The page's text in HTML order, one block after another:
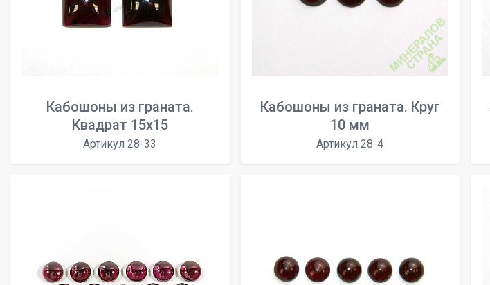
Кабошоны из граната.
Квадрат 15х15
Артикул 28-33
Кабошоны из граната. Круг
10 мм
Артикул 28-4